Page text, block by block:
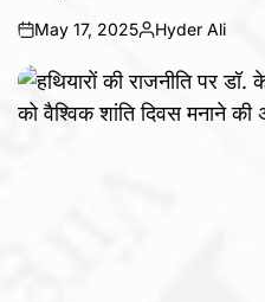
on
May 17, 2025
Posted
Hyder Ali